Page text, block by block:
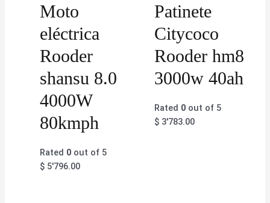
Moto
eléctrica
Rooder
shansu 8.0
4000W
80kmph
Rated 0 out of 5
$ 5'796.00
Patinete
Citycoco
Rooder hm8
3000w 40ah
Rated 0out of 5
$3'783.00